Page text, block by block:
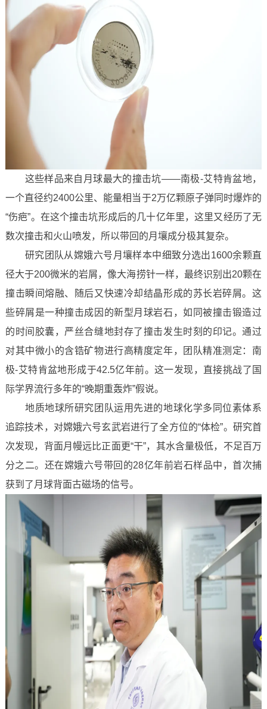
这些样品来自月球最大的撞击坑——南极-艾特肯盆地，
一个直径约2400公里、能量相当于2万亿颗原子弹同时爆炸的
“伤疤”。在这个撞击坑形成后的几十亿年里，这里又经历了无
数次撞击和火山喷发，所以带回的月壤成分极其复杂。
研究团队从嫦娥六号月壤样本中细致分选出1600余颗直
径大于200微米的岩屑，像大海捞针一样，最终识别出20颗在
撞击瞬间熔融、随后又快速冷却结晶形成的苏长岩碎屑。这
些碎屑是一种撞击成因的新型月球岩石，如同被撞击锻造过
的时间胶囊，严丝合缝地封存了撞击发生时刻的印记。通过
对其中微小的含锆矿物进行高精度定年，团队精准测定：南
极-艾特肯盆地形成于42.5亿年前。这一发现，直接挑战了国
际学界流行多年的“晚期重轰炸”假说。
地质地球所研究团队运用先进的地球化学多同位素体系
追踪技术，对嫦娥六号玄武岩进行了全方位的“体检”。研究首
次发现，背面月幔远比正面更“干”，其水含量极低，不足百万
分之二。还在嫦娥六号带回的28亿年前岩石样品中，首次捕
获到了月球背面古磁场的信号。